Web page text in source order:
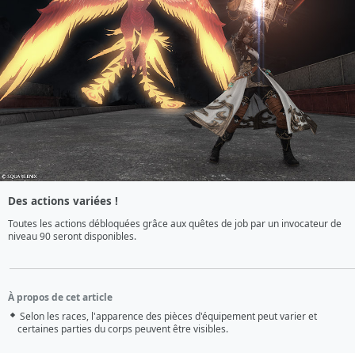
Des actions variées !
Toutes les actions débloquées grâce aux quêtes de job par un invocateur de
niveau 90 seront disponibles.
À propos de cet article
Selon les races, l'apparence des pièces d'équipement peut varier et
certaines parties du corps peuvent être visibles.